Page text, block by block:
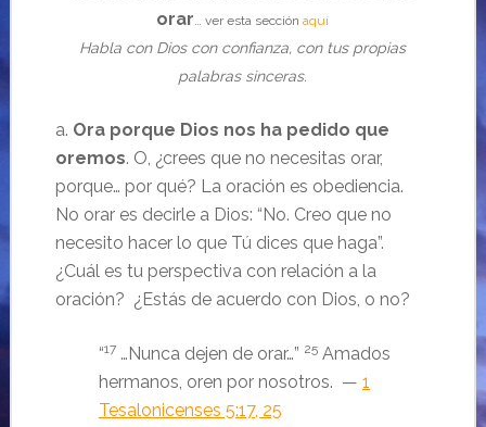
orar… ver esta secciónaquí
Habla con Dios con confianza, con tus propias
palabras sinceras.
a. Ora porque Dios nos ha pedido que
oremos. O, ¿crees que no necesitas orar,
porque… por qué? La oración es obediencia.
No orar es decirle a Dios: “No. Creo que no
necesito hacer lo que Tú dices que haga”.
¿Cuál es tu perspectiva con relación a la
oración? ¿Estás de acuerdo con Dios, o no?
“17…Nunca dejen de orar…” 25Amados
hermanos, oren por nosotros. — 1
Tesalonicenses 5:17, 25